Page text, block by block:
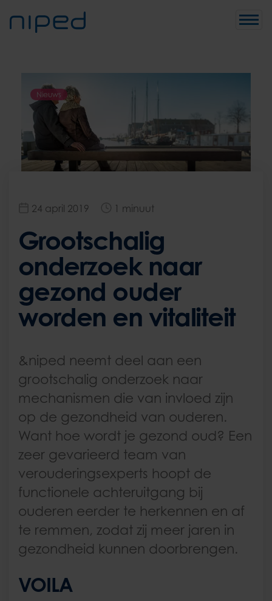
Toggle
Nieuws
24 april 2019 1 minuut
Grootschalig
onderzoek naar
gezond ouder
worden en vitaliteit
&niped neemt deel aan een
grootschalig onderzoek naar
mechanismen die van invloed zijn
op de gezondheid van ouderen.
Want hoe wordt je gezond oud? Een
zeer gevarieerd team van
verouderingsexperts hoopt de
functionele achteruitgang bij
ouderen eerder te herkennen en af
te remmen, zodat zij meer jaren in
gezondheid kunnen doorbrengen.
VOILA